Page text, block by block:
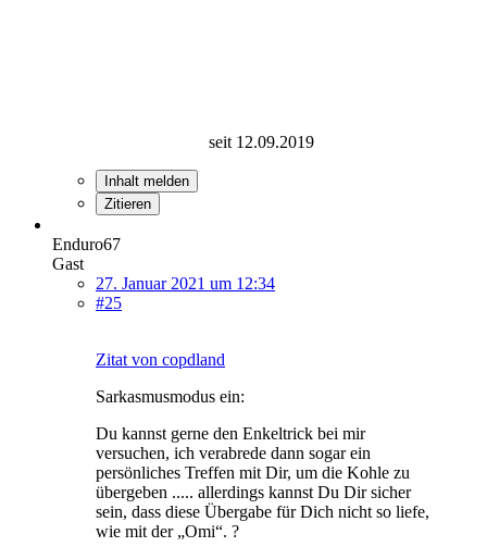
seit 12.09.2019
Inhalt melden
Zitieren
Enduro67
Gast
27. Januar 2021 um 12:34
#25
Zitat von copdland
Sarkasmusmodus ein:
Du kannst gerne den Enkeltrick bei mir
versuchen, ich verabrede dann sogar ein
persönliches Treffen mit Dir, um die Kohle zu
übergeben ..... allerdings kannst Du Dir sicher
sein, dass diese Übergabe für Dich nicht so liefe,
wie mit der „Omi“. ?